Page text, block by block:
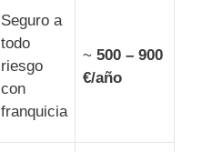
Seguro a
todo
riesgo
con
franquicia
~ 500 – 900
€/año